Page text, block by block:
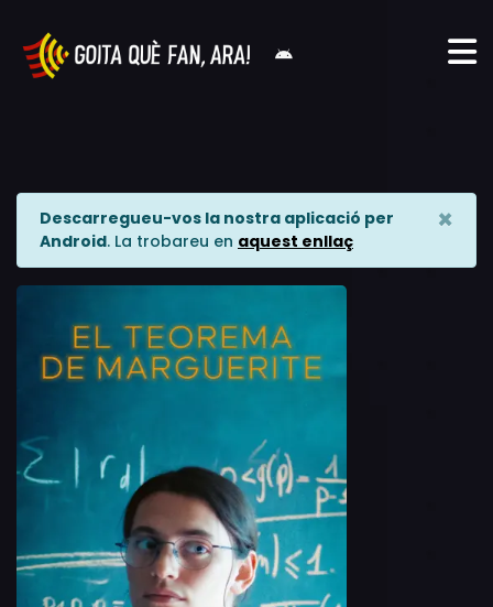
Descarregueu-vos la nostra aplicació per
Android. La trobareu en aquest enllaç
×